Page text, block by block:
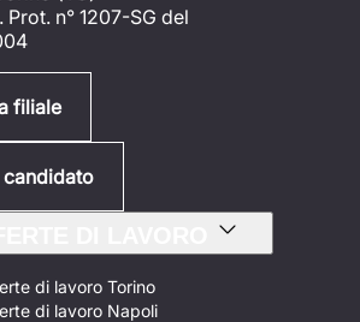
Prot. n° 1207-SG del
filiale
candidato
di lavoro Torino
di lavoro Napoli